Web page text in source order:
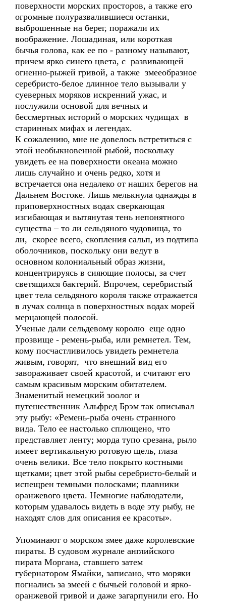
поверхности морских просторов, а также его
огромные полуразвалившиеся останки,
выброшенные на берег, поражали их
воображение. Лошадиная, или короткая
бычья голова, как ее по - разному называют,
причем ярко синего цвета, с развивающей
огненно-рыжей гривой, а также змееобразное
серебристо-белое длинное тело вызывали у
суеверных моряков искренний ужас, и
послужили основой для вечных и
бессмертных историй о морских чудищах в
старинных мифах и легендах.
К сожалению, мне не довелось встретиться с
этой необыкновенной рыбой, поскольку
увидеть ее на поверхности океана можно
лишь случайно и очень редко, хотя и
встречается она недалеко от наших берегов на
Дальнем Востоке. Лишь мелькнула однажды в
приповерхностных водах сверкающая
изгибающая и вытянутая тень непонятного
существа – то ли сельдяного чудовища, то
ли, скорее всего, скопления сальп, из подтипа
оболочников, поскольку они ведут в
основном колониальный образ жизни,
концентрируясь в сияющие полосы, за счет
светящихся бактерий. Впрочем, серебристый
цвет тела сельдяного короля также отражается
в лучах солнца в поверхностных водах морей
мерцающей полосой.
Ученые дали сельдевому королю еще одно
прозвище - ремень-рыба, или ремнетел. Тем,
кому посчастливилось увидеть ремнетела
живым, говорят, что внешний вид его
завораживает своей красотой, и считают его
самым красивым морским обитателем.
Знаменитый немецкий зоолог и
путешественник Альфред Брэм так описывал
эту рыбу: «Ремень-рыба очень странного
вида. Тело ее настолько сплющено, что
представляет ленту; морда тупо срезана, рыло
имеет вертикальную ротовую щель, глаза
очень велики. Все тело покрыто костными
щетками; цвет этой рыбы серебристо-белый и
испещрен темными полосками; плавники
оранжевого цвета. Немногие наблюдатели,
которым удавалось видеть в воде эту рыбу, не
находят слов для описания ее красоты».
Упоминают о морском змее даже королевские
пираты. В судовом журнале английского
пирата Моргана, ставшего затем
губернатором Ямайки, записано, что моряки
погнались за змеей с бычьей головой и ярко-
оранжевой гривой и даже загарпунили его. Но